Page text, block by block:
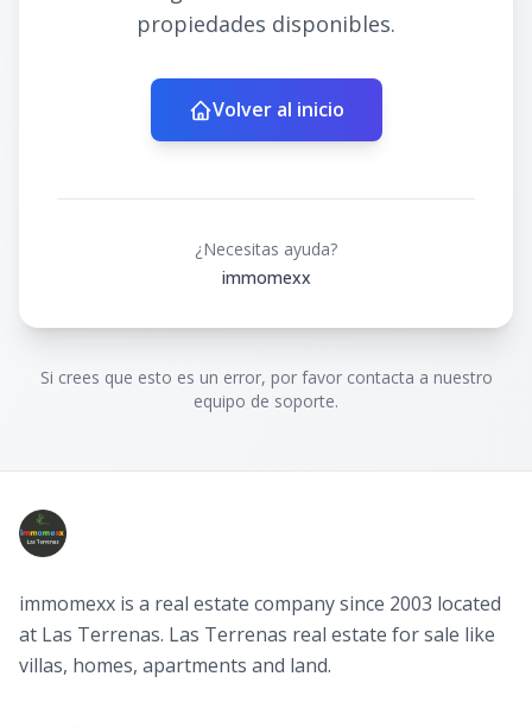
propiedades disponibles.
Volver al inicio
¿Necesitas ayuda?
immomexx
Si crees que esto es un error, por favor contacta a nuestro
equipo de soporte.
immomexx is a real estate company since 2003 located
at Las Terrenas. Las Terrenas real estate for sale like
villas, homes, apartments and land.